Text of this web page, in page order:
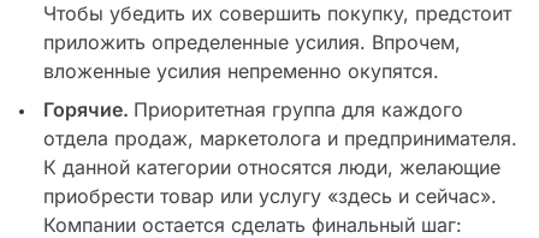
Чтобы убедить их совершить покупку, предстоит
приложить определенные усилия. Впрочем,
вложенные усилия непременно окупятся.
Горячие. Приоритетная группа для каждого
отдела продаж, маркетолога и предпринимателя.
К данной категории относятся люди, желающие
приобрести товар или услугу «здесь и сейчас».
Компании остается сделать финальный шаг: